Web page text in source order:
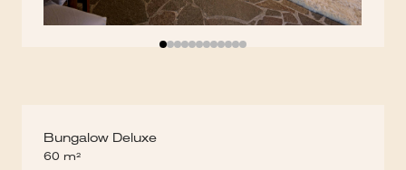
Bungalow Deluxe
60 m²